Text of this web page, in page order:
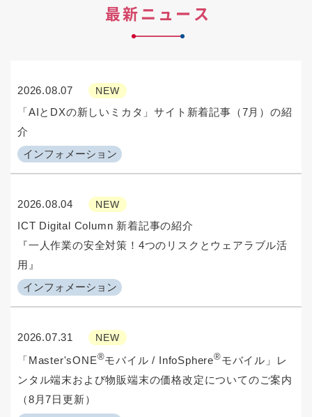
最新ニュース
2026.08.07 NEW
インフォメーション
「AIとDXの新しいミカタ」サイト新着記事（7月）の紹
介
2026.08.04 NEW
インフォメーション
ICT Digital Column 新着記事の紹介
『一人作業の安全対策！4つのリスクとウェアラブル活
用』
2026.07.31 NEW
「Master'sONE®モバイル / InfoSphere®モバイル」レ
ンタル端末および物販端末の価格改定についてのご案内
（8月7日更新）